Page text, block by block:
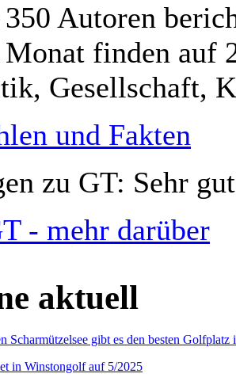
Autoren
finden auf
Gesellschaft,
und Fakten
zu GT: Sehr
- mehr darüber
aktuell
Scharmützelsee gibt es den besten
in Winstongolf auf 5/2025